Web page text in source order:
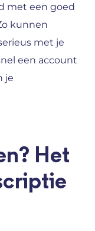
met een goed
kunnen
met je
een account
je
Het